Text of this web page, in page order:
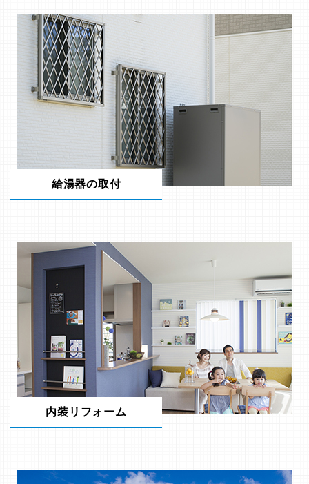
給湯器の取付
内装リフォーム